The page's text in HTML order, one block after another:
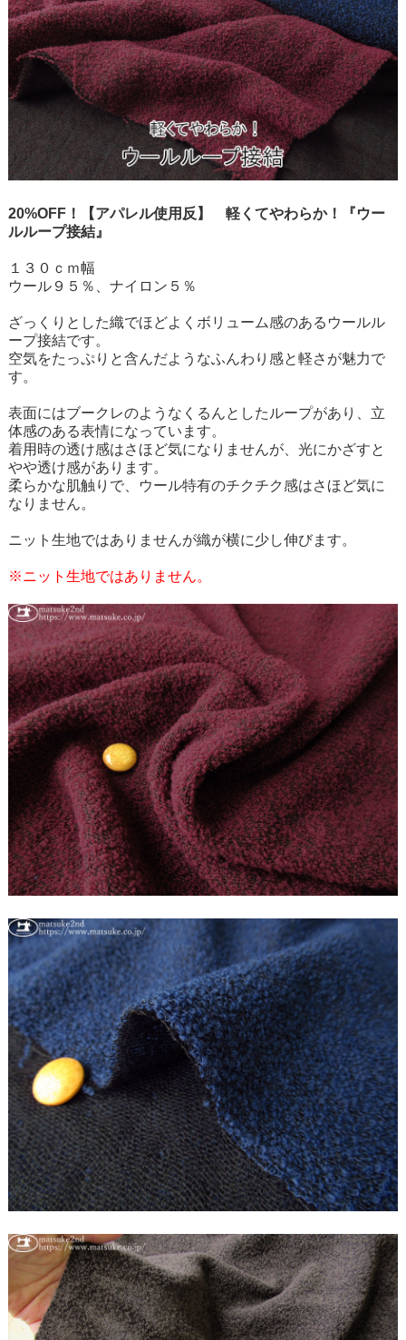
20%OFF！【アパレル使用反】 軽くてやわらか！『ウー
ルループ接結』
１３０ｃｍ幅
ウール９５％、ナイロン５％
ざっくりとした織でほどよくボリューム感のあるウールル
ープ接結です。
空気をたっぷりと含んだようなふんわり感と軽さが魅力で
す。
表面にはブークレのようなくるんとしたループがあり、立
体感のある表情になっています。
着用時の透け感はさほど気になりませんが、光にかざすと
やや透け感があります。
柔らかな肌触りで、ウール特有のチクチク感はさほど気に
なりません。
ニット生地ではありませんが織が横に少し伸びます。
※ニット生地ではありません。